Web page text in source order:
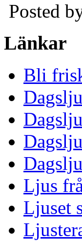
Posted
Länkar
Bli
Ljus
Ljuset